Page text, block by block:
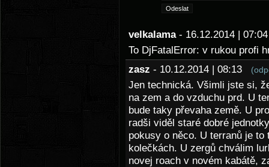
velkalama - 16.12.2014 |
To DjFatalError: v rukou profi
zasz - 10.12.2014 | 08:13
Jen technická. Všimli jste si,
na zem a do vzduchu prd. U
bude taky převaha země. U
radši viděl staré dobré
pokusy o něco. U terranů je
kolečkách. U zergů chválim
novej roach v novém kabátě,